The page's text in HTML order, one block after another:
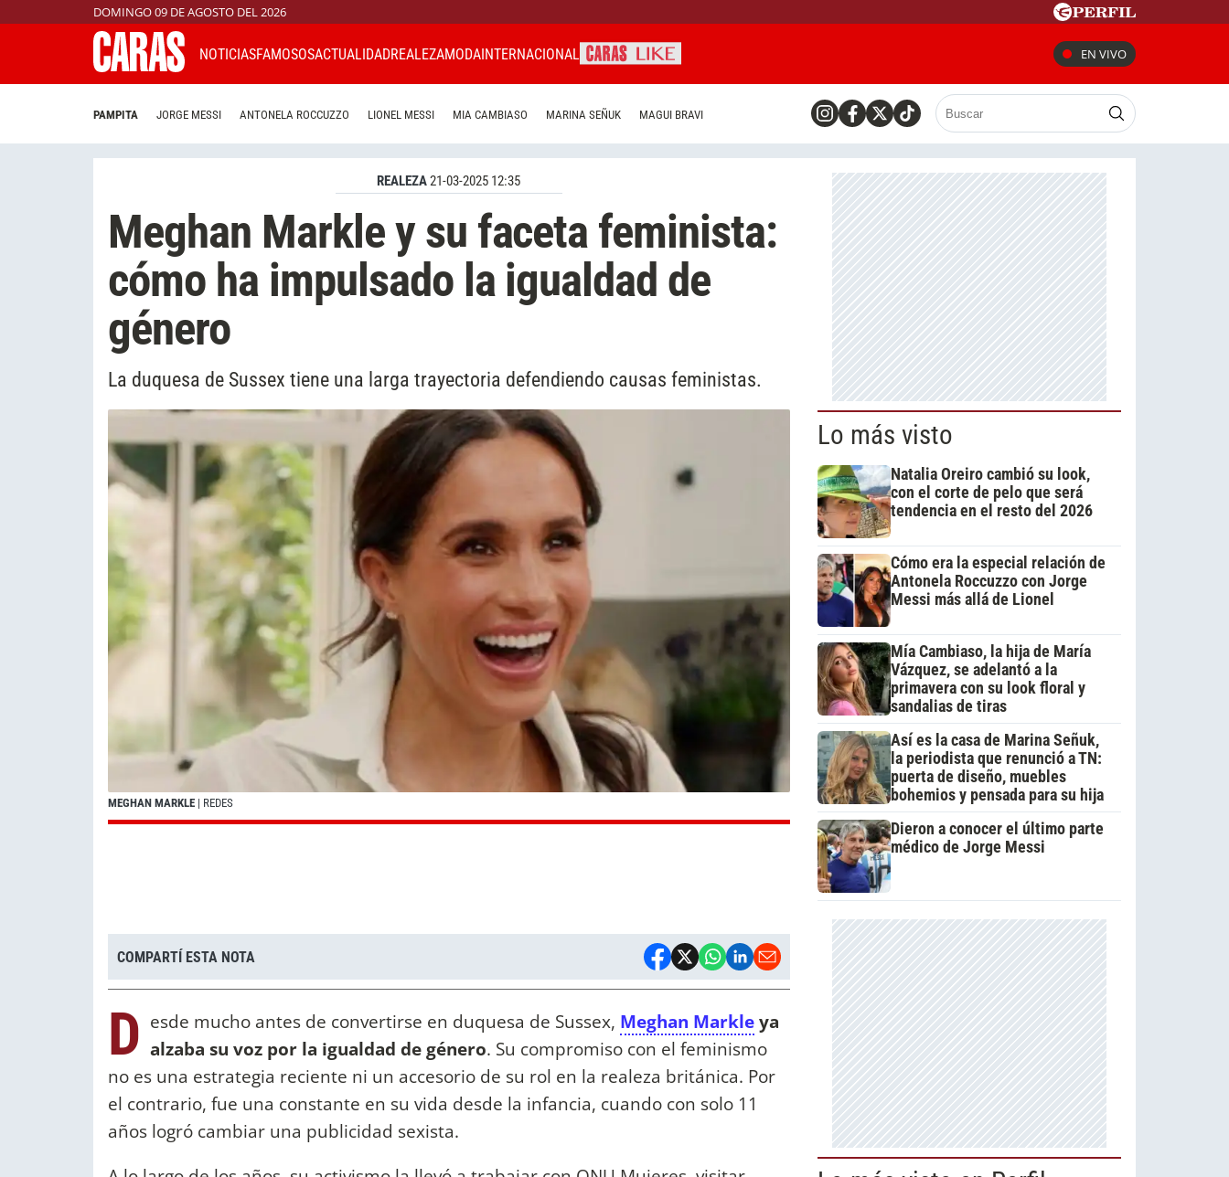
DOMINGO 09 DE AGOSTO DEL 2026
NOTICIASFAMOSOSACTUALIDADREALEZAMODAINTERNACIONAL EN VIVO
PAMPITA JORGE MESSI ANTONELA ROCCUZZO LIONEL MESSI MIA CAMBIASO MARINA SEÑUK MAGUI BRAVI
REALEZA21-03-2025 12:35
Meghan Markle y su faceta feminista:
cómo ha impulsado la igualdad de
género
La duquesa de Sussex tiene una larga trayectoria defendiendo causas feministas.
MEGHAN MARKLE | REDES
COMPARTÍ ESTA NOTA
D esde mucho antes de convertirse en duquesa de Sussex, Meghan Markleya
alzaba su voz por la igualdad de género. Su compromiso con el feminismo
no es una estrategia reciente ni un accesorio de su rol en la realeza británica. Por
el contrario, fue una constante en su vida desde la infancia, cuando con solo 11
años logró cambiar una publicidad sexista.
Lo más visto
Natalia Oreiro cambió su look,
con el corte de pelo que será
tendencia en el resto del 2026
Cómo era la especial relación de
Antonela Roccuzzo con Jorge
Messi más allá de Lionel
Mía Cambiaso, la hija de María
Vázquez, se adelantó a la
primavera con su look floral y
sandalias de tiras
Así es la casa de Marina Señuk,
la periodista que renunció a TN:
puerta de diseño, muebles
bohemios y pensada para su hija
Dieron a conocer el último parte
médico de Jorge Messi